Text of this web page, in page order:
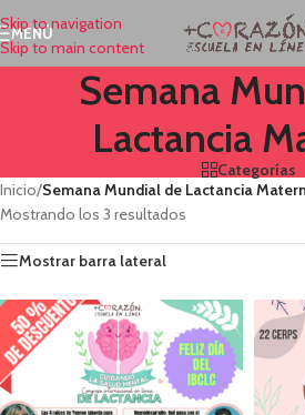
Skip to navigation
Skip to main content
MENÚ
Semana
Lactancia
Categorías
Inicio/Semana Mundial de Lactancia
Mostrando los 3 resultados
Mostrar barra lateral